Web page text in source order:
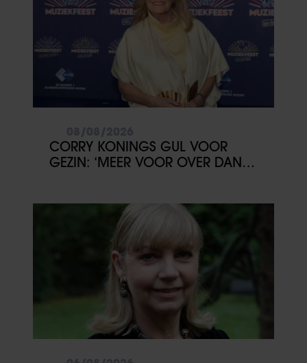
CORRY KONINGS GUL VOOR
GEZIN: ‘MEER VOOR OVER DAN